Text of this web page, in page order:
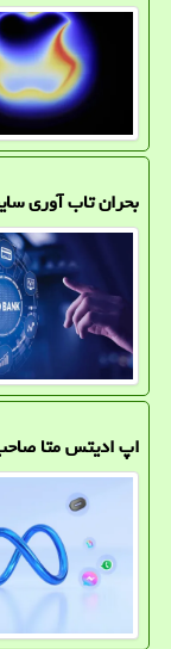
بحران تاب آوری
اپ ادیتس متا